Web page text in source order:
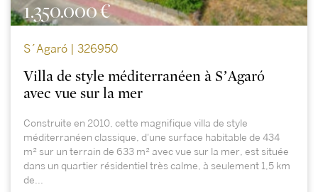
1.350.000 €
S´Agaró | 326950
Villa de style méditerranéen à S’Agaró
avec vue sur la mer
Construite en 2010, cette magnifique villa de style
méditerranéen classique, d'une surface habitable de 434
m² sur un terrain de 633 m² avec vue sur la mer, est située
dans un quartier résidentiel très calme, à seulement 1,5 km
de...